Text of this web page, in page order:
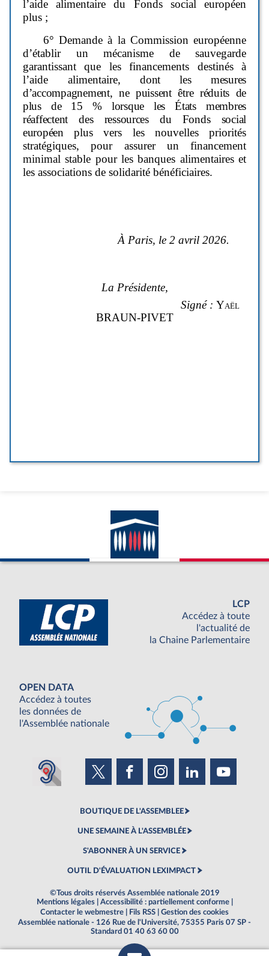
LCP
Accédez à toute
l'actualité de
la Chaine Parlementaire
OPEN DATA
Accédez à toutes
les données de
l'Assemblée nationale
BOUTIQUE DE L'ASSEMBLEE
UNE SEMAINE À L'ASSEMBLÉE
S'ABONNER À UN SERVICE
OUTIL D'ÉVALUATION LEXIMPACT
©Tous droits réservés Assemblée nationale 2019
Mentions légales
Accessibilité : partiellement conforme
Contacter le webmestre
Fils RSS
Gestion des cookies
Assemblée nationale - 126 Rue de l'Université, 75355 Paris 07 SP -
Standard 01 40 63 60 00